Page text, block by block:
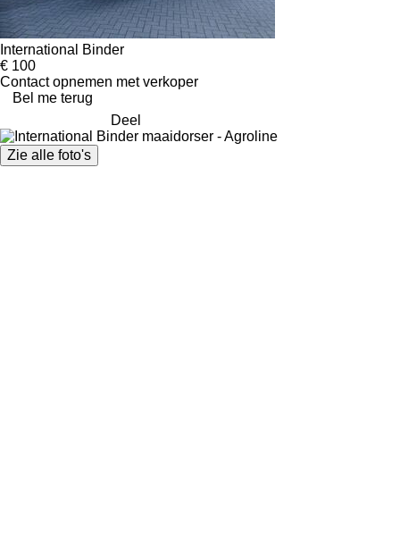
International Binder
€ 100
Contact opnemen met verkoper
Bel me terug
Deel
Zie alle foto's